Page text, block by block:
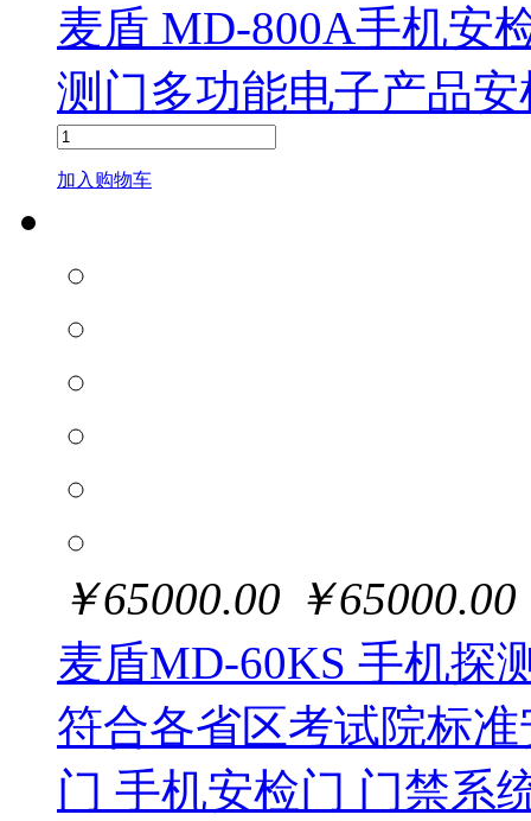
麦盾 MD-800A手机安
测门多功能电子产品
加入购物车
￥65000.00 ￥65000.00
麦盾MD-60KS 手机探
符合各省区考试院标
门 手机安检门 门禁系